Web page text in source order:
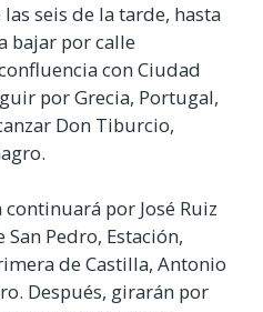
seis de la tarde, hasta
bajar por calle
con Ciudad
por Grecia, Portugal,
Don Tiburcio,
por José Ruiz
Pedro, Estación,
de Castilla, Antonio
Después, girarán por